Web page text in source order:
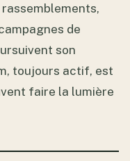
rassemblements,
de
son
toujours actif, est
faire la lumière